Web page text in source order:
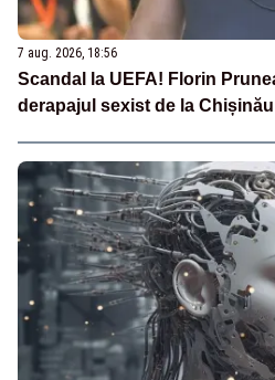
7 aug. 2026, 18:56
Scandal la UEFA! Florin
derapajul sexist de la Chișinău